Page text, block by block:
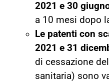
2021 e 30
a 10 mesi dopo
Le patenti con
2021 e 31
di cessazione
sanitaria) sono